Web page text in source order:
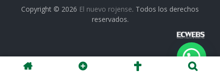
Copyright © 2026 El nuevo rojense. Todos los derechos
reservados.